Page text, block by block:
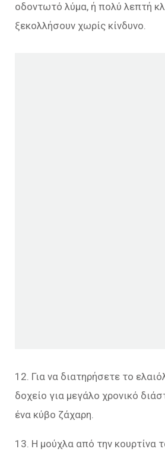
οδοντωτό λύμα, ή πολύ λεπτή
ξεκολλήσουν χωρίς κίνδυνο.
12. Για να διατηρήσετε το
δοχείο για μεγάλο χρονικό
ένα κύβο ζάχαρη.
13. Η μούχλα από την κουρτίνα